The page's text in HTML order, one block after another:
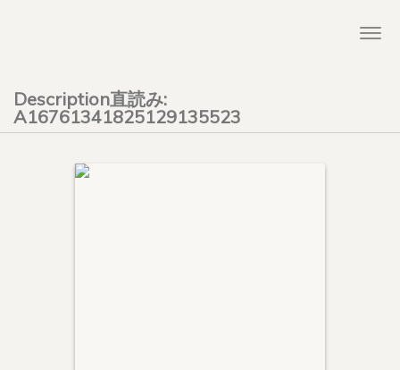
Description直読み:
A16761341825129135523